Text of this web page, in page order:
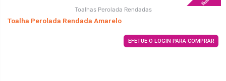
Toalhas Perolada Rendadas
Toalha Perolada Rendada Amarelo
EFETUE O LOGIN PARA COMPRAR